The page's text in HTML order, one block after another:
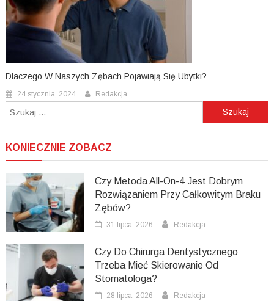
Dlaczego W Naszych Zębach Pojawiają Się Ubytki?
24 stycznia, 2024 Redakcja
Szukaj:
KONIECZNIE ZOBACZ
Czy Metoda All-On-4 Jest Dobrym
Rozwiązaniem Przy Całkowitym Braku
Zębów?
31 lipca, 2026 Redakcja
Czy Do Chirurga Dentystycznego
Trzeba Mieć Skierowanie Od
Stomatologa?
28 lipca, 2026 Redakcja